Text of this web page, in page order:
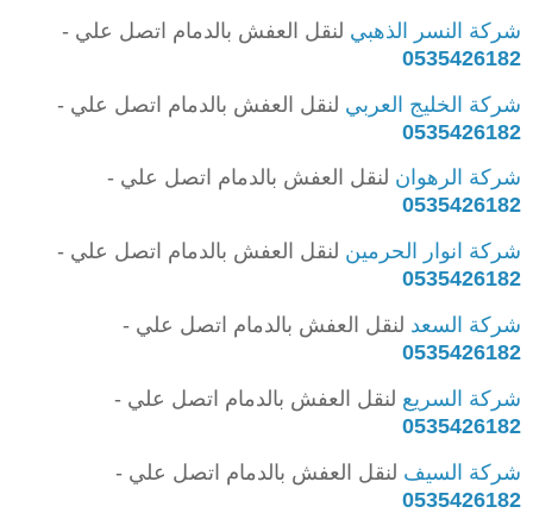
شركة النسر الذهبي لنقل العفش بالدمام اتصل علي -
0535426182
شركة الخليج العربي لنقل العفش بالدمام اتصل علي -
0535426182
شركة الرهوان لنقل العفش بالدمام اتصل علي -
0535426182
شركة انوار الحرمين لنقل العفش بالدمام اتصل علي -
0535426182
شركة السعد لنقل العفش بالدمام اتصل علي -
0535426182
شركة السريع لنقل العفش بالدمام اتصل علي -
0535426182
شركة السيف لنقل العفش بالدمام اتصل علي -
0535426182